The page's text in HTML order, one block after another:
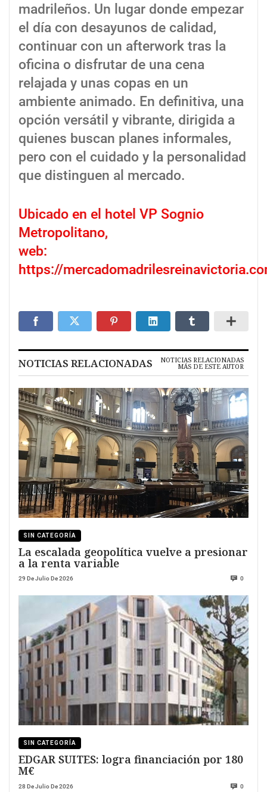
madrileños. Un lugar donde empezar
el día con desayunos de calidad,
continuar con un afterwork tras la
oficina o disfrutar de una cena
relajada y unas copas en un
ambiente animado. En definitiva, una
opción versátil y vibrante, dirigida a
quienes buscan planes informales,
pero con el cuidado y la personalidad
que distinguen al mercado.
Ubicado en el hotel VP Sognio
Metropolitano,
web:
https://
NOTICIAS RELACIONADAS NOTICIAS RELACIONADAS
MÁS DE ESTE AUTOR
SIN CATEGORÍA
La escalada geopolítica vuelve a presionar
a la renta variable
29 De Julio De 2026 0
SIN CATEGORÍA
EDGAR SUITES: logra financiación por 180
M€
28 De Julio De 2026 0